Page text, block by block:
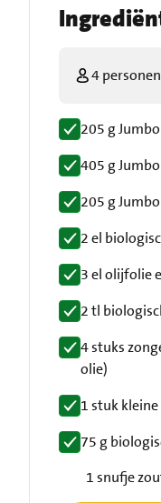
4 personen
205 g
405 g
205 g
2 el
3 el olijfolie
2 tl
4 stuks
olie)
1 stuk
75 g
1 snufje